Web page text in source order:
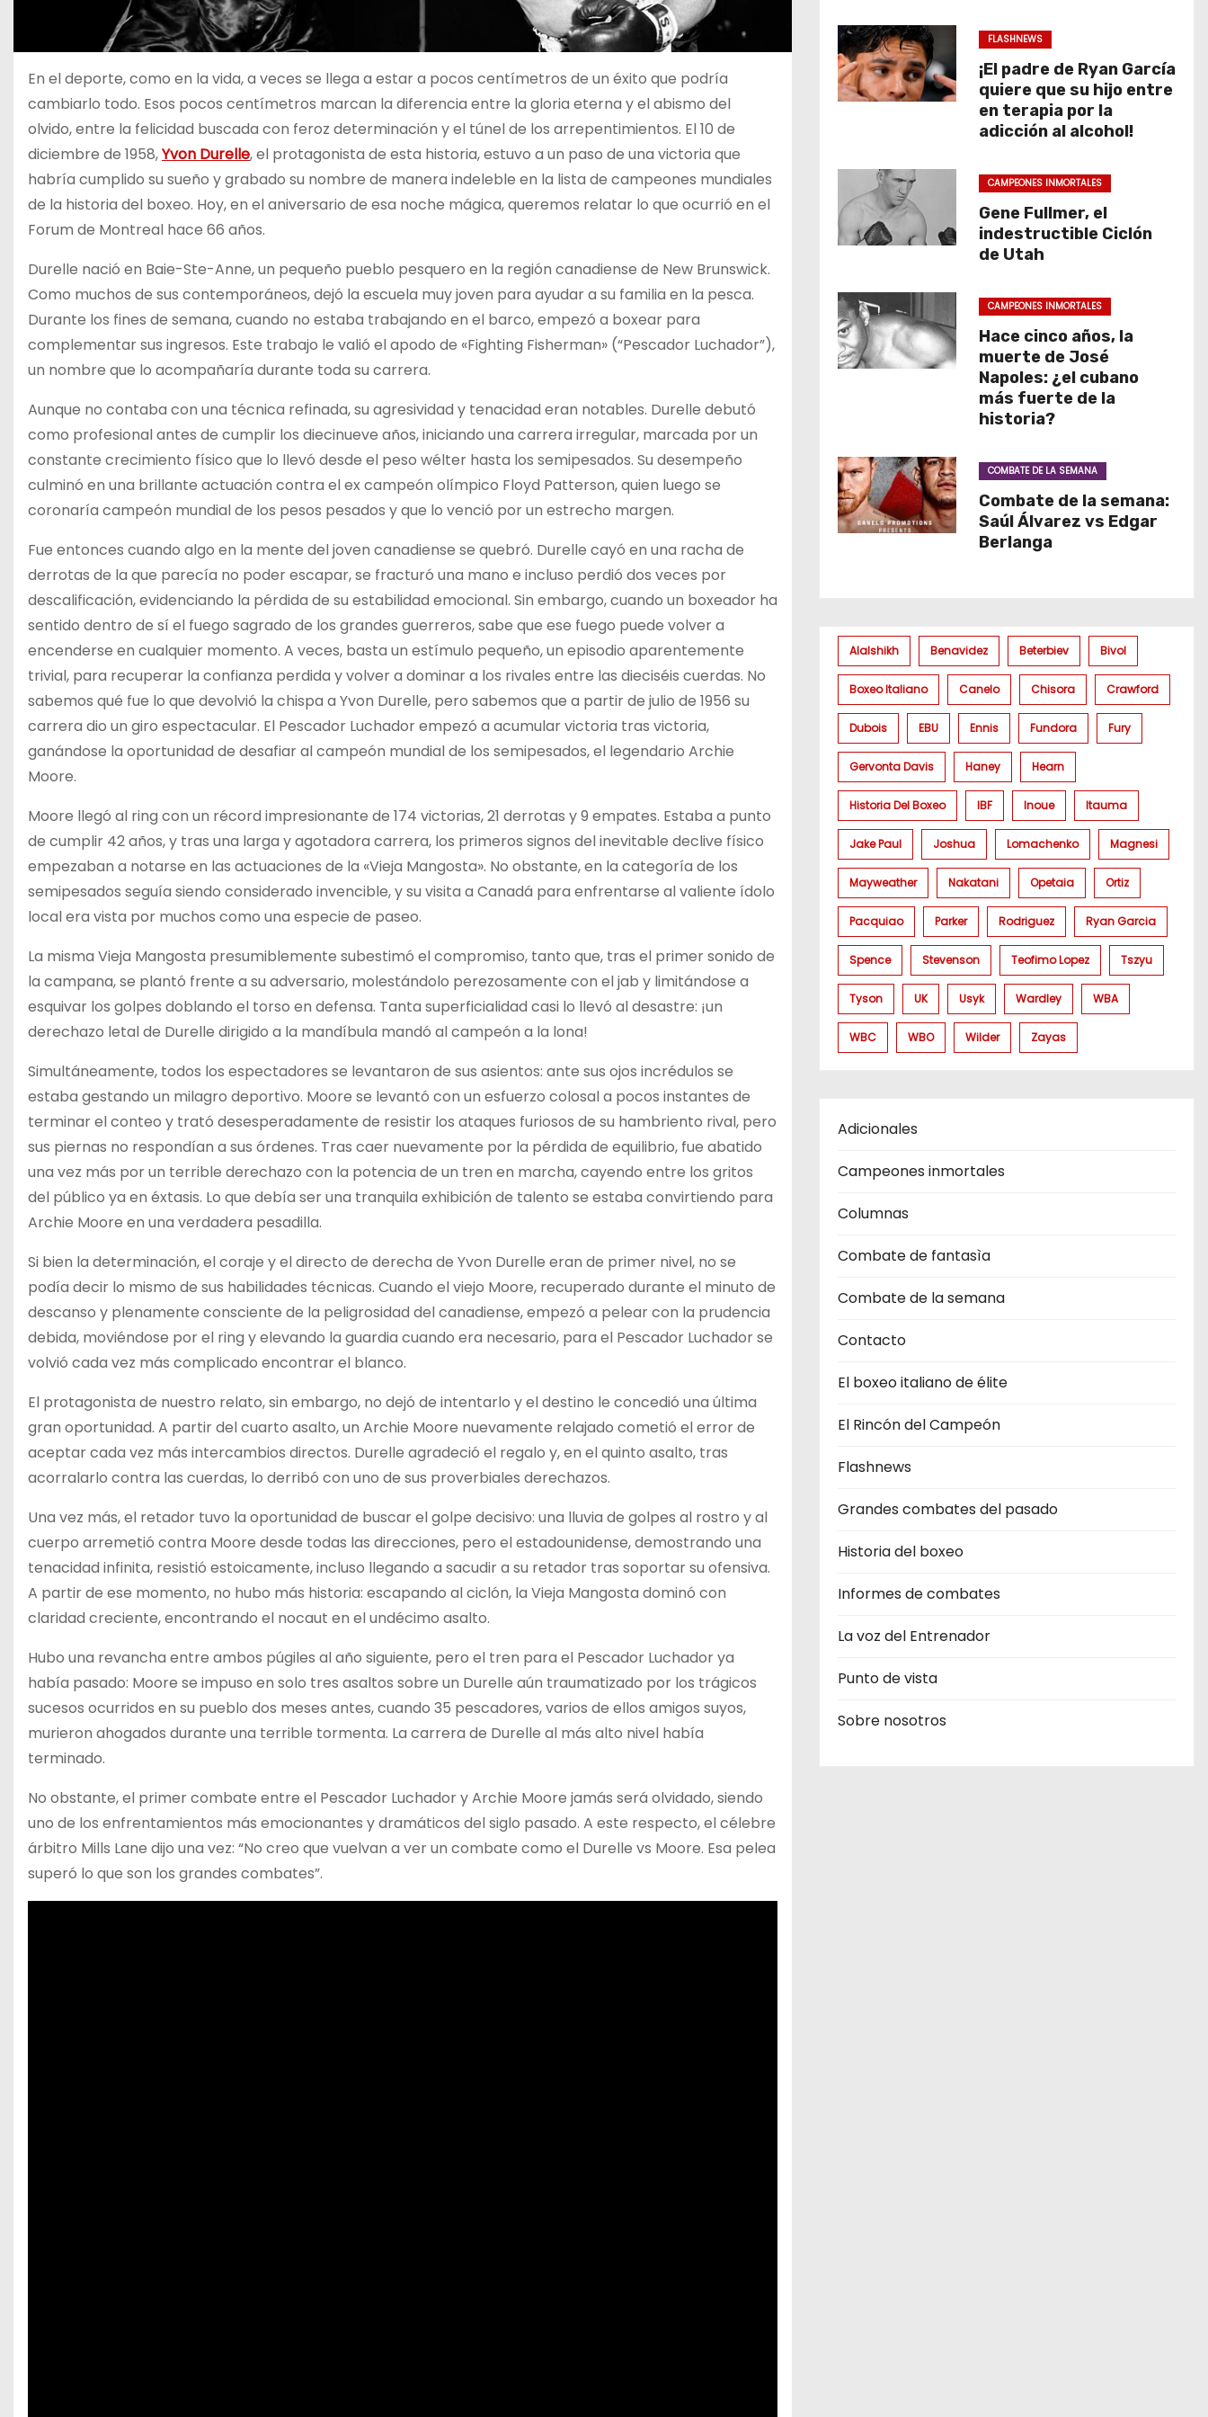
En el deporte, como en la vida, a veces se llega a estar a pocos centímetros de un éxito que podría
cambiarlo todo. Esos pocos centímetros marcan la diferencia entre la gloria eterna y el abismo del
olvido, entre la felicidad buscada con feroz determinación y el túnel de los arrepentimientos. El 10 de
diciembre de 1958,Yvon Durelle, el protagonista de esta historia, estuvo a un paso de una victoria que
habría cumplido su sueño y grabado su nombre de manera indeleble en la lista de campeones mundiales
de la historia del boxeo. Hoy, en el aniversario de esa noche mágica, queremos relatar lo que ocurrió en el
Forum de Montreal hace 66 años.
Durelle nació en Baie-Ste-Anne, un pequeño pueblo pesquero en la región canadiense de New Brunswick.
Como muchos de sus contemporáneos, dejó la escuela muy joven para ayudar a su familia en la pesca.
Durante los fines de semana, cuando no estaba trabajando en el barco, empezó a boxear para
complementar sus ingresos. Este trabajo le valió el apodo de «Fighting Fisherman» (“Pescador Luchador”),
un nombre que lo acompañaría durante toda su carrera.
Aunque no contaba con una técnica refinada, su agresividad y tenacidad eran notables. Durelle debutó
como profesional antes de cumplir los diecinueve años, iniciando una carrera irregular, marcada por un
constante crecimiento físico que lo llevó desde el peso wélter hasta los semipesados. Su desempeño
culminó en una brillante actuación contra el ex campeón olímpico Floyd Patterson, quien luego se
coronaría campeón mundial de los pesos pesados y que lo venció por un estrecho margen.
Fue entonces cuando algo en la mente del joven canadiense se quebró. Durelle cayó en una racha de
derrotas de la que parecía no poder escapar, se fracturó una mano e incluso perdió dos veces por
descalificación, evidenciando la pérdida de su estabilidad emocional. Sin embargo, cuando un boxeador ha
sentido dentro de sí el fuego sagrado de los grandes guerreros, sabe que ese fuego puede volver a
encenderse en cualquier momento. A veces, basta un estímulo pequeño, un episodio aparentemente
trivial, para recuperar la confianza perdida y volver a dominar a los rivales entre las dieciséis cuerdas. No
sabemos qué fue lo que devolvió la chispa a Yvon Durelle, pero sabemos que a partir de julio de 1956 su
carrera dio un giro espectacular. El Pescador Luchador empezó a acumular victoria tras victoria,
ganándose la oportunidad de desafiar al campeón mundial de los semipesados, el legendario Archie
Moore.
Moore llegó al ring con un récord impresionante de 174 victorias, 21 derrotas y 9 empates. Estaba a punto
de cumplir 42 años, y tras una larga y agotadora carrera, los primeros signos del inevitable declive físico
empezaban a notarse en las actuaciones de la «Vieja Mangosta». No obstante, en la categoría de los
semipesados seguía siendo considerado invencible, y su visita a Canadá para enfrentarse al valiente ídolo
local era vista por muchos como una especie de paseo.
La misma Vieja Mangosta presumiblemente subestimó el compromiso, tanto que, tras el primer sonido de
la campana, se plantó frente a su adversario, molestándolo perezosamente con el jab y limitándose a
esquivar los golpes doblando el torso en defensa. Tanta superficialidad casi lo llevó al desastre: ¡un
derechazo letal de Durelle dirigido a la mandíbula mandó al campeón a la lona!
Simultáneamente, todos los espectadores se levantaron de sus asientos: ante sus ojos incrédulos se
estaba gestando un milagro deportivo. Moore se levantó con un esfuerzo colosal a pocos instantes de
terminar el conteo y trató desesperadamente de resistir los ataques furiosos de su hambriento rival, pero
sus piernas no respondían a sus órdenes. Tras caer nuevamente por la pérdida de equilibrio, fue abatido
una vez más por un terrible derechazo con la potencia de un tren en marcha, cayendo entre los gritos
del público ya en éxtasis. Lo que debía ser una tranquila exhibición de talento se estaba convirtiendo para
Archie Moore en una verdadera pesadilla.
Si bien la determinación, el coraje y el directo de derecha de Yvon Durelle eran de primer nivel, no se
podía decir lo mismo de sus habilidades técnicas. Cuando el viejo Moore, recuperado durante el minuto de
descanso y plenamente consciente de la peligrosidad del canadiense, empezó a pelear con la prudencia
debida, moviéndose por el ring y elevando la guardia cuando era necesario, para el Pescador Luchador se
volvió cada vez más complicado encontrar el blanco.
El protagonista de nuestro relato, sin embargo, no dejó de intentarlo y el destino le concedió una última
gran oportunidad. A partir del cuarto asalto, un Archie Moore nuevamente relajado cometió el error de
aceptar cada vez más intercambios directos. Durelle agradeció el regalo y, en el quinto asalto, tras
acorralarlo contra las cuerdas, lo derribó con uno de sus proverbiales derechazos.
Una vez más, el retador tuvo la oportunidad de buscar el golpe decisivo: una lluvia de golpes al rostro y al
cuerpo arremetió contra Moore desde todas las direcciones, pero el estadounidense, demostrando una
tenacidad infinita, resistió estoicamente, incluso llegando a sacudir a su retador tras soportar su ofensiva.
A partir de ese momento, no hubo más historia: escapando al ciclón, la Vieja Mangosta dominó con
claridad creciente, encontrando el nocaut en el undécimo asalto.
Hubo una revancha entre ambos púgiles al año siguiente, pero el tren para el Pescador Luchador ya
había pasado: Moore se impuso en solo tres asaltos sobre un Durelle aún traumatizado por los trágicos
sucesos ocurridos en su pueblo dos meses antes, cuando 35 pescadores, varios de ellos amigos suyos,
murieron ahogados durante una terrible tormenta. La carrera de Durelle al más alto nivel había
terminado.
No obstante, el primer combate entre el Pescador Luchador y Archie Moore jamás será olvidado, siendo
uno de los enfrentamientos más emocionantes y dramáticos del siglo pasado. A este respecto, el célebre
árbitro Mills Lane dijo una vez: “No creo que vuelvan a ver un combate como el Durelle vs Moore. Esa pelea
superó lo que son los grandes combates”.
FLASHNEWS
¡El padre de Ryan García
quiere que su hijo entre
en terapia por la
adicción al alcohol!
CAMPEONES INMORTALES
Gene Fullmer, el
indestructible Ciclón
de Utah
CAMPEONES INMORTALES
Hace cinco años, la
muerte de José
Napoles: ¿el cubano
más fuerte de la
historia?
COMBATE DE LA SEMANA
Combate de la semana:
Saúl Álvarez vs Edgar
Berlanga
Alalshikh Benavidez Beterbiev Bivol
Boxeo Italiano Canelo Chisora Crawford
Dubois EBU Ennis Fundora Fury
Gervonta Davis Haney Hearn
Historia Del Boxeo IBF Inoue Itauma
Jake Paul Joshua Lomachenko Magnesi
Mayweather Nakatani Opetaia Ortiz
Pacquiao Parker Rodriguez Ryan Garcia
Spence Stevenson Teofimo Lopez Tszyu
Tyson UK Usyk Wardley WBA
WBC WBO Wilder Zayas
Adicionales
Campeones inmortales
Columnas
Combate de fantasìa
Combate de la semana
Contacto
El boxeo italiano de élite
El Rincón del Campeón
Flashnews
Grandes combates del pasado
Historia del boxeo
Informes de combates
La voz del Entrenador
Punto de vista
Sobre nosotros